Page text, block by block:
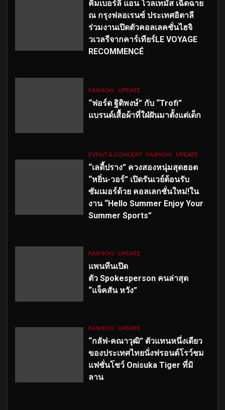
คิมเบอร์ลี่ แอน โวลเทมัส เฉิดฉาย
ณ กรุงฟลอเรนซ์ ประเทศอิตาลี
ร่วมงานเปิดตัวคอลเลคชั่นไฮจิ
วเวลรีจากคาร์เทียร์LE VOYAGE
RECOMMENCÉ
FASHION UPDATE
“ฟอร์ด ฐิติพงษ์” กับ “Trofi”
แบรนด์เสื้อผ้าที่ใฝ่ฝันมาตั้งแต่เด็ก
EVENT & CONCERT FASHION UPDATE
“เลดี้ปราง” ควงสองหนุ่มสุดฮอต
“หยิ่น-วอร์” เปิดรันเวย์ต้อนรับ
ซัมเมอร์ด้วย คอลเลกชั่นใหม่!ใน
งาน “Hello Summer Enjoy Your
Summer Sports”
FASHION UPDATE
แพนทีนเปิด
ตัว Spokesperson คนล่าสุด
“แจ็คสัน หวัง”
FASHION UPDATE
“กลัฟ-คณาวุฒิ” ตัวแทนหนึ่งเดียว
ของประเทศไทยนั่งฟรอนต์โรว์ชม
แฟชั่นโชว์ Onisuka Tiger ที่มิ
ลาน